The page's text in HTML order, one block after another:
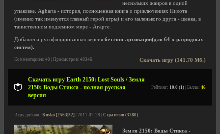
нескольких жанров в одной
упаковке. Agharta - история, полноценная книга о приключениях Пилота
(именно так именуется главный герой игры) и его маленького друга - щенка, в
таинственном подземном мире - Агарте.
Добавлена русифицированная версия без com-архивации(для 64-х разрядных
систем).
Скачать игру (141.70 Мб.)
Комментариев: 40 | Просмотров: 48346
Скачать игру Earth 2150: Lost Souls / Земля
2150: Воды Стикса - полная русская
версия
Рейтинг: 10.0 (1) | Баллы: 46
Игру добавил Kusko [2563|32] | 2011-02-28 | Стратегии (3780)
Земля 2150: Воды Стикса -